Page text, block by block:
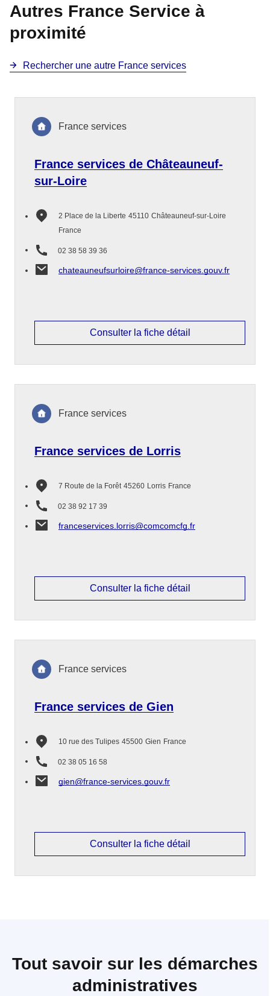
Autres France Service à
proximité
Rechercher une autre France services
France services de Châteauneuf-
sur-Loire
2 Place de la Liberte 45110 Châteauneuf-sur-Loire
France
02 38 58 39 36
chateauneufsurloire@france-services.gouv.fr
France services
Consulter la fiche détail
France services de Lorris
7 Route de la Forêt 45260 Lorris France
02 38 92 17 39
franceservices.lorris@comcomcfg.fr
France services
Consulter la fiche détail
France services de Gien
10 rue des Tulipes 45500 Gien France
02 38 05 16 58
gien@france-services.gouv.fr
France services
Consulter la fiche détail
Tout savoir sur les démarches
administratives